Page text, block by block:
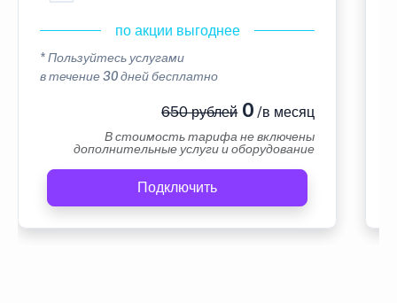
по акции выгоднее
* Пользуйтесь услугами
в течение 30 дней бесплатно
650 рублей0 /в месяц
В стоимость тарифа не включены
дополнительные услуги и оборудование
Подключить